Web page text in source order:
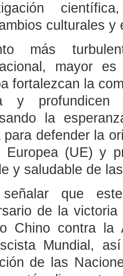
culturales y
más
mayor
fortalezcan la
y profundicen
la
para defender la
Europea (UE) y
y saludable de
que
de la
Chino contra la
Mundial,
de las